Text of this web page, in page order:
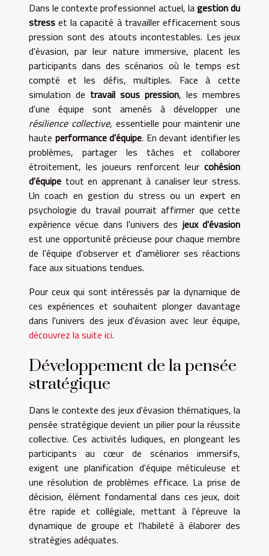
Dans le contexte professionnel actuel, lagestion du
stress et la capacité à travailler efficacement sous
pression sont des atouts incontestables. Les jeux
d'évasion, par leur nature immersive, placent les
participants dans des scénarios où le temps est
compté et les défis, multiples. Face à cette
simulation de travail sous pression, les membres
d'une équipe sont amenés à développer une
résilience collective, essentielle pour maintenir une
haute performance d'équipe. En devant identifier les
problèmes, partager les tâches et collaborer
étroitement, les joueurs renforcent leur cohésion
d'équipe tout en apprenant à canaliser leur stress.
Un coach en gestion du stress ou un expert en
psychologie du travail pourrait affirmer que cette
expérience vécue dans l'univers des jeux d'évasion
est une opportunité précieuse pour chaque membre
de l'équipe d'observer et d'améliorer ses réactions
face aux situations tendues.
Pour ceux qui sont intéressés par la dynamique de
ces expériences et souhaitent plonger davantage
dans l'univers des jeux d'évasion avec leur équipe,
découvrez la suite ici.
Développement de la pensée
stratégique
Dans le contexte des jeux d'évasion thématiques, la
pensée stratégique devient un pilier pour la réussite
collective. Ces activités ludiques, en plongeant les
participants au cœur de scénarios immersifs,
exigent une planification d'équipe méticuleuse et
une résolution de problèmes efficace. La prise de
décision, élément fondamental dans ces jeux, doit
être rapide et collégiale, mettant à l'épreuve la
dynamique de groupe et l'habileté à élaborer des
stratégies adéquates.